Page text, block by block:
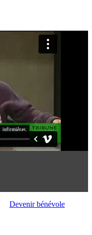
Devenir bénévole